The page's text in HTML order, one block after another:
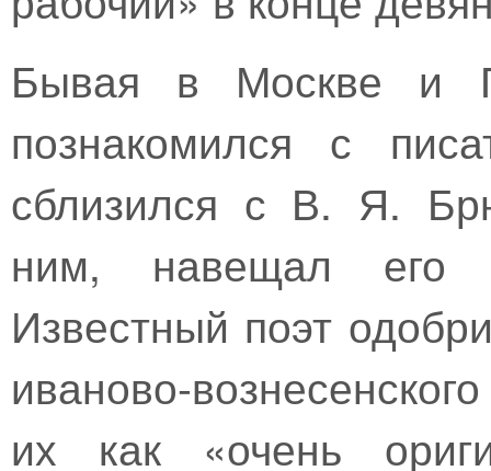
Бывая в Москве и
познакомился с
сблизился с В. Я.
ним, навещал его
Известный поэт
иваново-
их как «очень